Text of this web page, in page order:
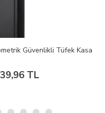
Güvenlikli Tüfek Kasa
TL